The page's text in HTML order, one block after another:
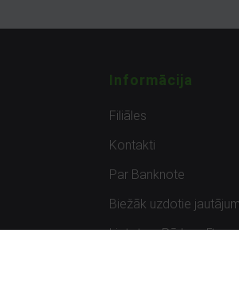
Informācija
Filiāles
Kontakti
Par Banknote
Biežāk uzdotie
Lietots – Pārbaudīts